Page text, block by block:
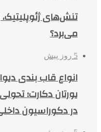
تنش‌های
می‌برد؟
5 روز پیش
انواع قاب بندی
یورتان دکارت؛
در دکوراسیون